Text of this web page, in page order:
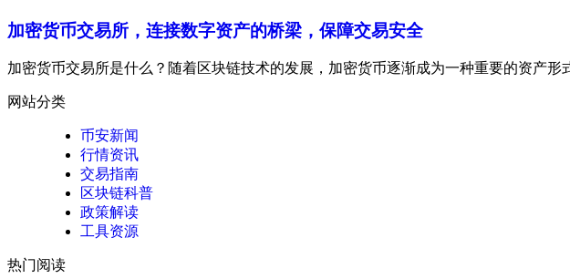
加密货币交易所，连接数字资产的桥梁，保障交易安全
加密货币交易所是什么？随着区块链技术的发展，加密货币逐渐成为一种重要的资产
网站分类
币安新闻
行情资讯
交易指南
区块链科普
政策解读
工具资源
热门阅读